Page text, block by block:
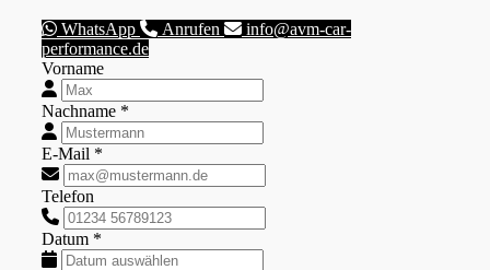
WhatsApp Anrufen
info@avm-car-
performance.de
Vorname
Nachname *
E-Mail *
Telefon
Datum *